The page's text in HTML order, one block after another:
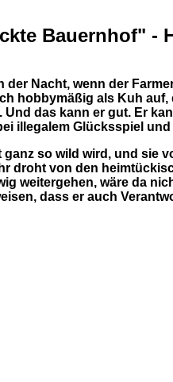
Bauernhof" -
Nacht, wenn der
hobbymäßig als Kuh
das kann er gut. Er
illegalem Glücksspiel
so wild wird, und sie
droht von den
weitergehen, wäre da
dass er auch